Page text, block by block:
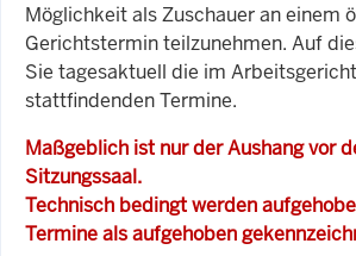
Möglichkeit als Zuschauer an einem
Gerichtstermin teilzunehmen. Auf
Sie tagesaktuell die im
stattfindenden Termine.
Maßgeblich ist nur der Aushang vor
Sitzungssaal.
Technisch bedingt werden
Termine als aufgehoben